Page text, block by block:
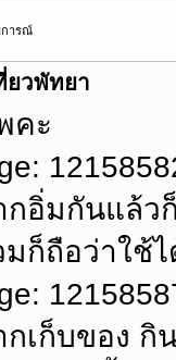
การณ์
ยวพัทยา
คะ
กอิ่มกันแล้ว
มก็ถือว่าใช้
กเก็บของ กิ